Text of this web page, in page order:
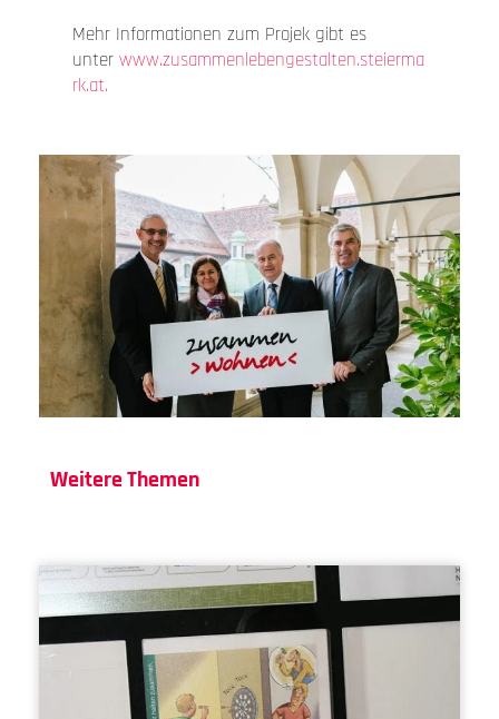
Mehr Informationen zum Projek gibt es
unter www.zusammenlebengestalten.steierma
rk.at.
Weitere Themen